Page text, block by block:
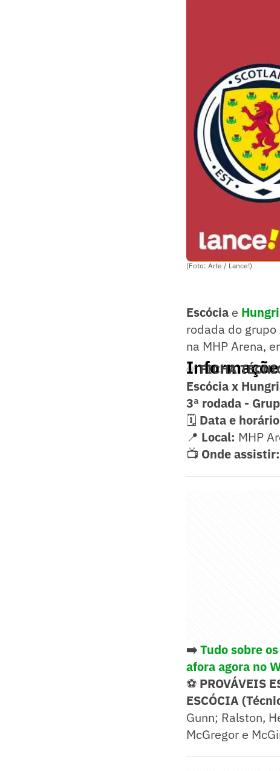
(Foto: Arte / Lance!)
Escócia e
rodada do grupo
na MHP Arena,
✅FICHA
Escócia x
3ª rodada -
🗓️ Data e
📍 Local: MHP
📺 Onde assistir:
➡️Tudo sobre
afora agora no
⚽ PROVÁVEIS
ESCÓCIA
Gunn; Ralston,
McGregor e